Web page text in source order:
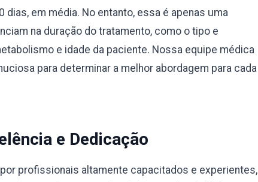
dias, em média. No entanto, essa é apenas uma
na duração do tratamento, como o tipo e
e idade da paciente. Nossa equipe médica
para determinar a melhor abordagem para cada
e Dedicação
profissionais altamente capacitados e experientes,